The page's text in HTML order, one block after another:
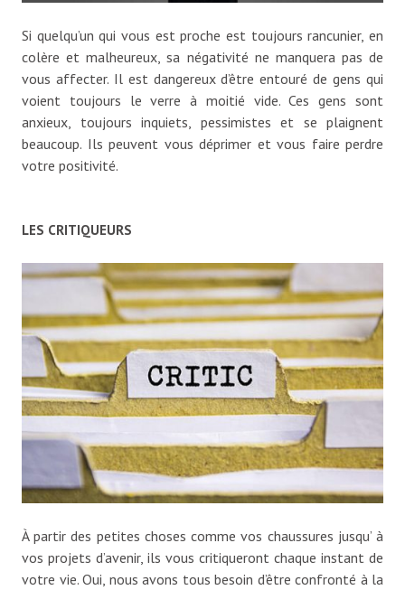
Si quelqu’un qui vous est proche est toujours rancunier, en
colère et malheureux, sa négativité ne manquera pas de
vous affecter. Il est dangereux d’être entouré de gens qui
voient toujours le verre à moitié vide. Ces gens sont
anxieux, toujours inquiets, pessimistes et se plaignent
beaucoup. Ils peuvent vous déprimer et vous faire perdre
votre positivité.
LES CRITIQUEURS
À partir des petites choses comme vos chaussures jusqu’ à
vos projets d’avenir, ils vous critiqueront chaque instant de
votre vie. Oui, nous avons tous besoin d’être confronté à la